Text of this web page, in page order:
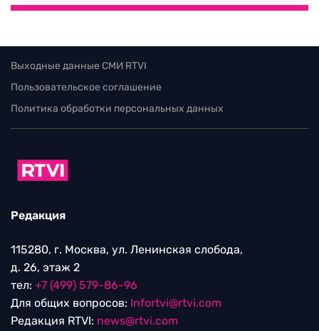
Выходные данные СМИ RTVI
Пользовательское соглашение
Политика обработки персональных данных
Редакция
115280, г. Москва, ул. Ленинская слобода,
д. 26, этаж 2
тел: +7 (499) 579-86-96
Для общих вопросов: Infortvi@rtvi.com
Редакция RTVI: news@rtvi.com